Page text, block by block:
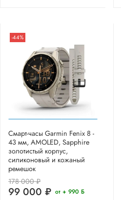
-44%
Смарт-часы Garmin Fenix 8 -
43 мм, AMOLED, Sapphire
золотистый корпус,
силиконовый и кожаный
ремешок
178 000 ₽
99 000 ₽ от + 990 Б